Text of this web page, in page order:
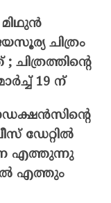
ചിത്രം
19 ന്
ഡേറ്റിൽ
എത്തുന്നു
എത്തും